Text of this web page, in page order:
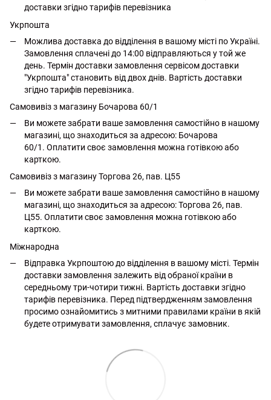
доставки згідно тарифів перевізника
Укрпошта
Можлива доставка до відділення в вашому місті по Україні.
Замовлення сплачені до 14:00 відправляються у той же
день. Термін доставки замовлення сервісом доставки
"Укрпошта" становить від двох днів. Вартість доставки
згідно тарифів перевізника.
Самовивіз з магазину Бочарова 60/1
Ви можете забрати ваше замовлення самостійно в нашому
магазині, що знаходиться за адресою: Бочарова
60/1. Оплатити своє замовлення можна готівкою або
карткою.
Самовивіз з магазину Торгова 26, пав. Ц55
Ви можете забрати ваше замовлення самостійно в нашому
магазині, що знаходиться за адресою: Торгова 26, пав.
Ц55. Оплатити своє замовлення можна готівкою або
карткою.
Міжнародна
Відправка Укрпоштою до відділення в вашому місті. Термін
доставки замовлення залежить від обраної країни в
середньому три-чотири тижні. Вартість доставки згідно
тарифів перевізника. Перед підтвердженням замовлення
просимо ознайомитись з митними правилами країни в якій
будете отримувати замовлення, сплачує замовник.